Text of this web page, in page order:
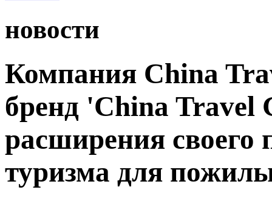
новости
Компания China
бренд 'China Travel
расширения своего
туризма для